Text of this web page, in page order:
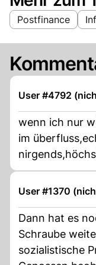
Postfinance
User #4792
wenn ich nur
im
User #1370
Dann hat es
Schraube
sozialistische